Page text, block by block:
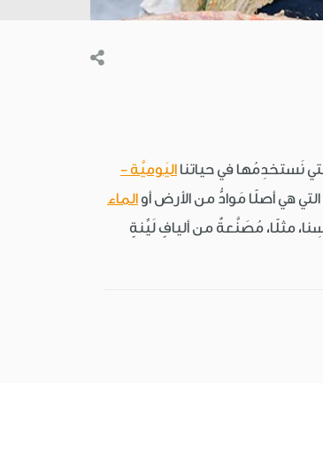
نَستخدِمُها في حياتنا اليَوميَّة -
التي هي أصلًا مَوادُّ من الأرض أو الماء
مثلًا، مُصَنَّعةٌ من أليافٍ لَيِّنةٍ